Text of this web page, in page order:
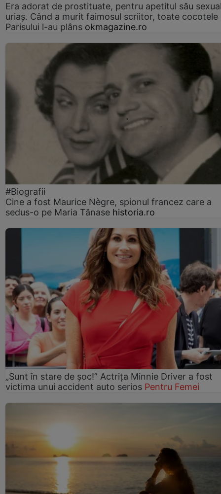
Era adorat de prostituate, pentru apetitul său
uriaș. Când a murit faimosul scriitor, toate cocotele
Parisului l-au plâns okmagazine.ro
#Biografii
Cine a fost Maurice Nègre, spionul francez care a
sedus-o pe Maria Tănase historia.ro
„Sunt în stare de șoc!” Actrița Minnie Driver a fost
victima unui accident auto serios Pentru Femei